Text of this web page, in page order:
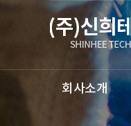
회사소개